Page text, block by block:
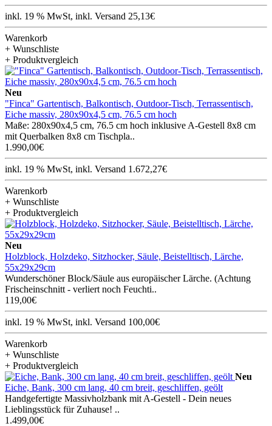
inkl. 19 % MwSt, inkl. Versand 25,13€
Warenkorb
+ Wunschliste
+ Produktvergleich
Neu
"Finca" Gartentisch, Balkontisch, Outdoor-Tisch, Terrassentisch,
Eiche massiv, 280x90x4,5 cm, 76.5 cm hoch
Maße: 280x90x4,5 cm, 76.5 cm hoch inklusive A-Gestell 8x8 cm
mit Querbalken 8x8 cm Tischpla..
1.990,00€
inkl. 19 % MwSt, inkl. Versand 1.672,27€
Warenkorb
+ Wunschliste
+ Produktvergleich
Neu
Holzblock, Holzdeko, Sitzhocker, Säule, Beistelltisch, Lärche,
55x29x29cm
Wunderschöner Block/Säule aus europäischer Lärche. (Achtung
Frischeinschnitt - verliert noch Feuchti..
119,00€
inkl. 19 % MwSt, inkl. Versand 100,00€
Warenkorb
+ Wunschliste
+ Produktvergleich
Neu
Eiche, Bank, 300 cm lang, 40 cm breit, geschliffen, geölt
Handgefertigte Massivholzbank mit A-Gestell - Dein neues
Lieblingsstück für Zuhause! ..
1.499,00€